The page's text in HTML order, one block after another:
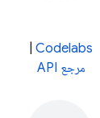
Codelabs
مرجع API